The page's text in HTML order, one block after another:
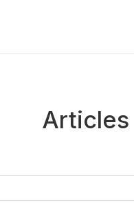
Articles